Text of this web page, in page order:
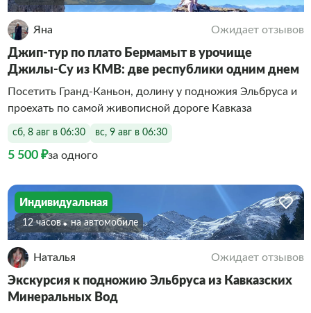
Яна Ожидает отзывов
Джип-тур по плато Бермамыт в урочище
Джилы-Су из КМВ: две республики одним днем
Посетить Гранд-Каньон, долину у подножия Эльбруса и
проехать по самой живописной дороге Кавказа
сб, 8 авг в 06:30 вс, 9 авг в 06:30
5 500 ₽за одного
Индивидуальная
12 часов На автомобиле
Наталья Ожидает отзывов
Экскурсия к подножию Эльбруса из Кавказских
Минеральных Вод